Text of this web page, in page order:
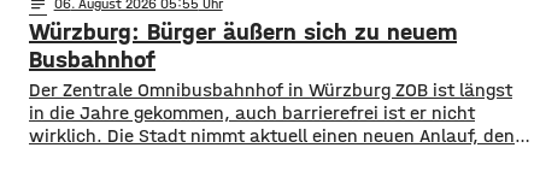
​Mit einem neuen Antrag fordern sie einen 10-Punkte-
Wasser-Notfallplan für Bayern. ​Die Grünen-Fraktion hat
dabei kurzfristige und langfristige Maßnahmen im Petto.
So sollen unter anderem
notes 06. August 2026 05:55
Würzburg: Bürger äußern sich zu neuem
Busbahnhof
Der Zentrale Omnibusbahnhof in Würzburg ZOB ist längst
in die Jahre gekommen, auch barrierefrei ist er nicht
wirklich. Die Stadt nimmt aktuell einen neuen Anlauf, den